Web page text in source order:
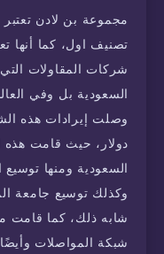
مجموعة بن لادن
تصنيف اول، كما أنها
شركات المقاولات
السعودية بل وفي
دولار، حيث قامت هذه
السعودية ومنها توسيع
وكذلك توسيع جامعة
شابه ذلك، كما قامت
شبكة المواصلات